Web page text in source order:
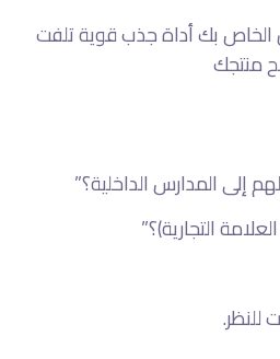
الخاص بك أداة جذب قوية تلفت
منتجك
إلى المدارس الداخلية؟”
التجارية)؟”